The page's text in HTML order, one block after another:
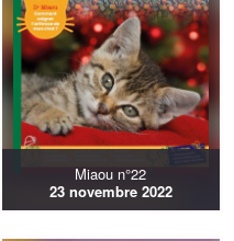
Miaou n°22
23 novembre 2022